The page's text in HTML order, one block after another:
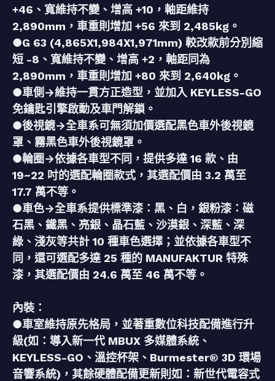
+46、寬維持不變、增高 +10，軸距維持
2,890mm，車重則增加 +56 來到 2,485kg。
●G 63 (4,865X1,984X1,971mm) 較改款前分別縮
短 -8、寬維持不變、增高 +2，軸距同為
2,890mm，車重則增加 +80 來到 2,640kg。
●車側→維持一貫方正造型，並加入 KEYLESS-GO
免鑰匙引擎啟動及車門解鎖。
●後視鏡→全車系可無須加價選配黑色車外後視鏡
罩、霧黑色車外後視鏡罩。
●輪圈→依據各車型不同，提供多達 16 款、由
19~22 吋的選配輪圈款式，其選配價由 3.2 萬至
17.7 萬不等。
●車色→全車系提供標準漆：黑、白，銀粉漆：磁
石黑、鐵黑、亮銀、晶石藍、沙漠銀、深藍、深
綠、淺灰等共計 10 種車色選擇；並依據各車型不
同，還可選配多達 25 種的 MANUFAKTUR 特殊
漆，其選配價由 24.6 萬至 46 萬不等。
內裝：
●車室維持原先格局，並著重數位科技配備進行升
級(如：導入新一代 MBUX 多媒體系統、
KEYLESS-GO、溫控杯架、Burmester® 3D 環場
音響系統)，其餘硬體配備更新則如：新世代電容式